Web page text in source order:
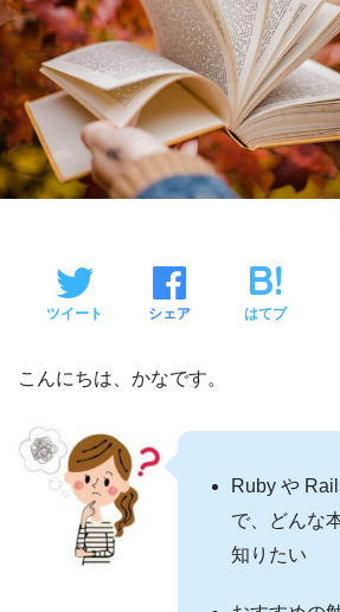
ツイート シェア はてブ
こんにちは、かなです。
Ruby や
で、どんな
知りたい